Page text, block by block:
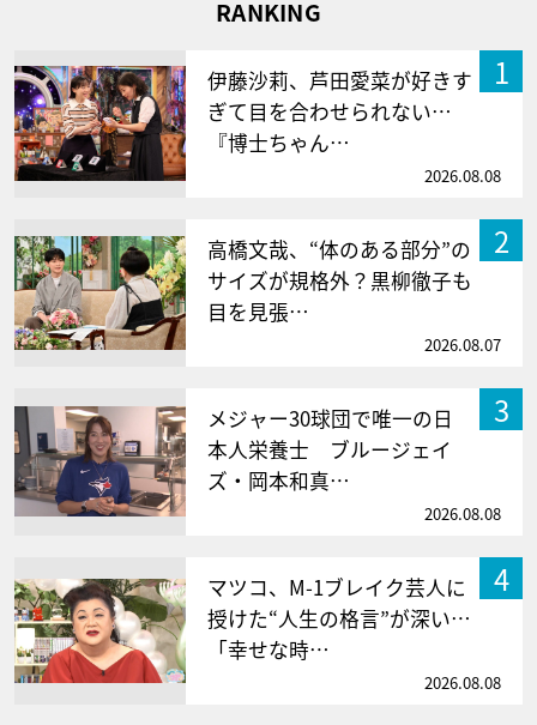
RANKING
1
伊藤沙莉、芦田愛菜が好きす
ぎて目を合わせられない…
『博士ちゃん…
2026.08.08
2
高橋文哉、“体のある部分”の
サイズが規格外？黒柳徹子も
目を見張…
2026.08.07
3
メジャー30球団で唯一の日
本人栄養士 ブルージェイ
ズ・岡本和真…
2026.08.08
4
マツコ、M-1ブレイク芸人に
授けた“人生の格言”が深い…
「幸せな時…
2026.08.08